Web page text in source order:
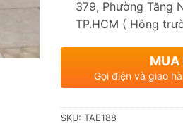
379, Phường Tăng
TP.HCM ( Hông
MUA
Gọi điện và giao
SKU: TAE188